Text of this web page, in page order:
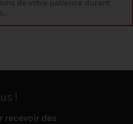
de votre patience durant
!
recevoir des